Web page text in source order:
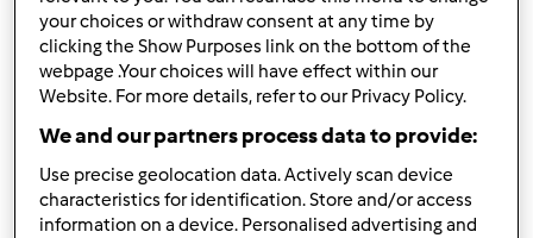
your choices or withdraw consent at any time by
clicking the Show Purposes link on the bottom of the
webpage .Your choices will have effect within our
Website. For more details, refer to our Privacy Policy.
We and our partners process data to provide:
Use precise geolocation data. Actively scan device
characteristics for identification. Store and/or access
information on a device. Personalised advertising and